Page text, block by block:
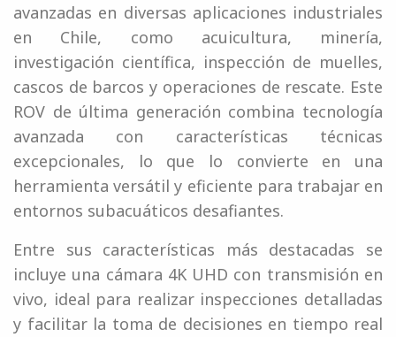
avanzadas en diversas aplicaciones industriales
en Chile, como acuicultura, minería,
investigación científica, inspección de muelles,
cascos de barcos y operaciones de rescate. Este
ROV de última generación combina tecnología
avanzada con características técnicas
excepcionales, lo que lo convierte en una
herramienta versátil y eficiente para trabajar en
entornos subacuáticos desafiantes.
Entre sus características más destacadas se
incluye una cámara 4K UHD con transmisión en
vivo, ideal para realizar inspecciones detalladas
y facilitar la toma de decisiones en tiempo real